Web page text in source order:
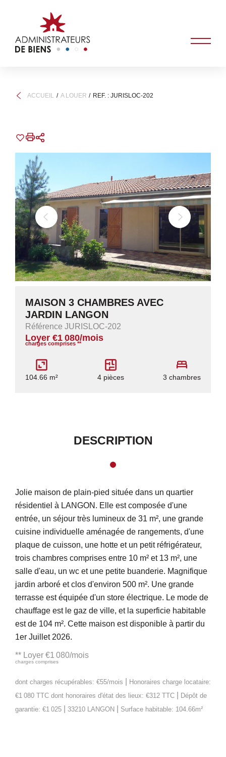
ACCUEIL A LOUER REF. : JURISLOC-202
MAISON 3 CHAMBRES AVEC
JARDIN LANGON
Référence JURISLOC-202
Loyer €1 080/mois
charges comprises **
104.66 m² 4 pièces 3 chambres
DESCRIPTION
Jolie maison de plain-pied située dans un quartier
résidentiel à LANGON. Elle est composée d'une
entrée, un séjour très lumineux de 31 m², une grande
cuisine individuelle aménagée de rangements, d'une
plaque de cuisson, une hotte et un petit réfrigérateur,
trois chambres comprises entre 10 m² et 13 m², une
salle d'eau, un wc et une petite buanderie. Magnifique
jardin arboré et clos d'environ 500 m². Une grande
terrasse est équipée d'un store électrique. Le mode de
chauffage est le gaz de ville, et la superficie habitable
est de 104 m². Cette maison est disponible à partir du
1er Juillet 2026.
** Loyer €1 080/mois
charges comprises
dont charges récupérables: €55/mois
Honoraires charge locataire:
€1 080 TTC dont honoraires d'état des lieux: €312 TTC
Dépôt de
garantie: €1 025
33210 LANGON Surface habitable: 104.66m²